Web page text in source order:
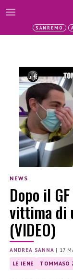
SANREMO
NEWS
Dopo il
vittima di
(VIDEO)
ANDREA SANNA | 17
LE IENE TOMMASO